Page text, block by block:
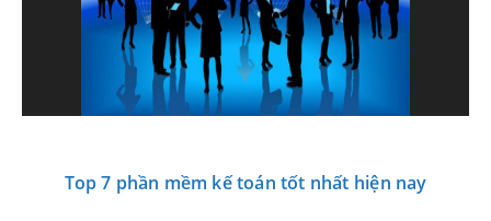
Top 7 phần mềm kế toán tốt nhất hiện nay